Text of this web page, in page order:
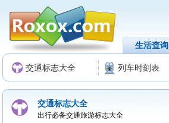
生活查询
交通标志大全 列车时刻表
交通标志大全
出行必备交通旅游标志大全